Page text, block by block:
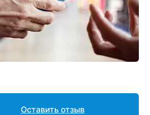
Оставить отзыв